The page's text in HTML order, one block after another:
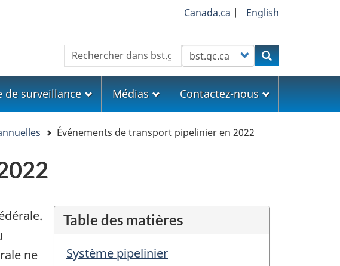
Canada.ca | English
Rechercher Customize your searchRechercher
de surveillance Médias Contactez-nous
Événements de transport pipelinier en 2022
Table des matières
Système pipelinier
ne